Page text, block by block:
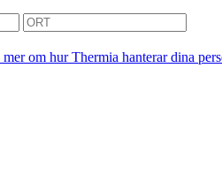
om hur Thermia hanterar dina